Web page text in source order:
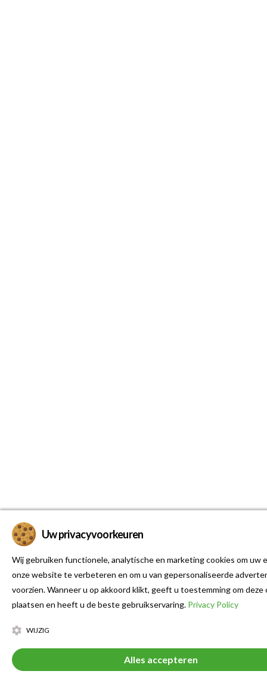
Uw privacyvoorkeuren
Wij gebruiken functionele, analytische en marketing cookies om uw
onze website te verbeteren en om u van gepersonaliseerde
voorzien. Wanneer u op akkoord klikt, geeft u toestemming om deze
plaatsen en heeft u de beste gebruikservaring. Privacy Policy
WIJZIG
Alles accepteren